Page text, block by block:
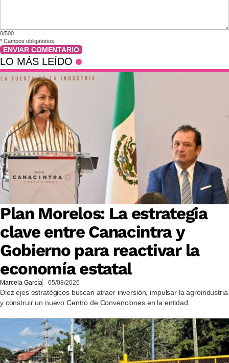
0/500
* Campos obligatorios
ENVIAR COMENTARIO
LO MÁS LEÍDO
Plan Morelos: La estrategia
clave entre Canacintra y
Gobierno para reactivar la
economía estatal
Marcela García 05/08/2026
Diez ejes estratégicos buscan atraer inversión, impulsar la agroindustria
y construir un nuevo Centro de Convenciones en la entidad.